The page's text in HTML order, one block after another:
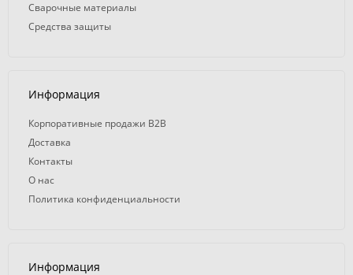
Сварочные материалы
Средства защиты
Информация
Корпоративные продажи B2B
Доставка
Контакты
О нас
Политика конфиденциальности
Информация